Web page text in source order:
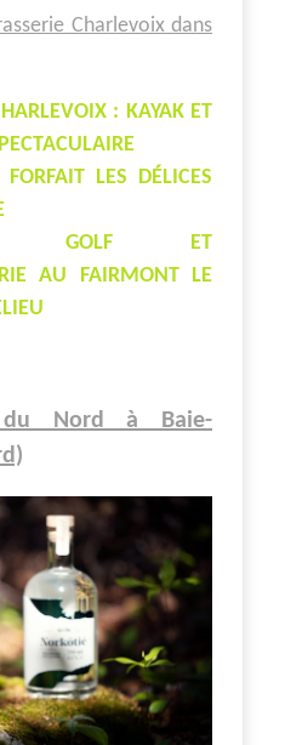
Charlevoix dans
: KAYAK ET
LES DÉLICES
GOLF ET
AU FAIRMONT LE
du Nord à Baie-